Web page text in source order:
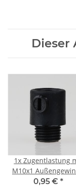
Dieser
1x Zugentlastung
M10x1
für Kabel 13x19mm
0,95 € *